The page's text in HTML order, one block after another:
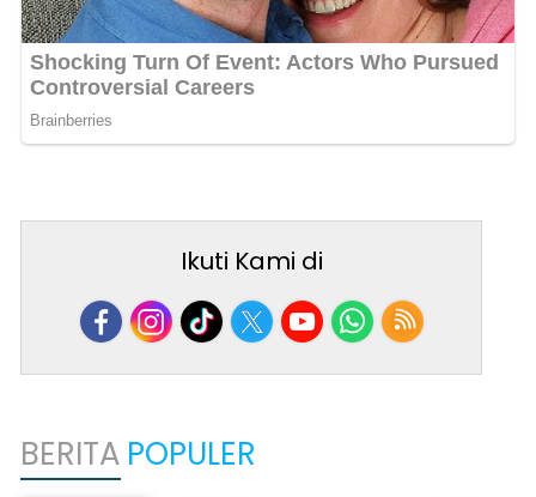
Ikuti Kami di
BERITA POPULER